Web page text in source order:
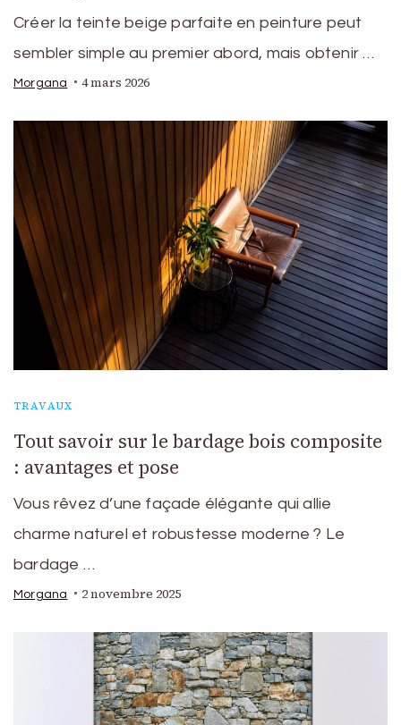
Créer la teinte beige parfaite en peinture peut
sembler simple au premier abord, mais obtenir …
Morgana 4 mars 2026
TRAVAUX
Tout savoir sur le bardage bois composite
: avantages et pose
Vous rêvez d’une façade élégante qui allie
charme naturel et robustesse moderne ? Le
bardage …
Morgana 2 novembre 2025